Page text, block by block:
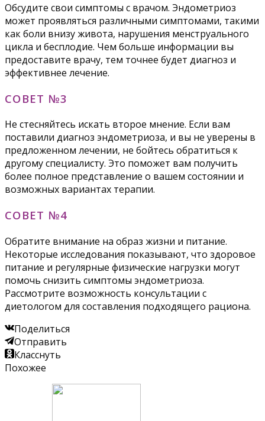
Обсудите свои симптомы с врачом. Эндометриоз
может проявляться различными симптомами, такими
как боли внизу живота, нарушения менструального
цикла и бесплодие. Чем больше информации вы
предоставите врачу, тем точнее будет диагноз и
эффективнее лечение.
СОВЕТ №3
Не стесняйтесь искать второе мнение. Если вам
поставили диагноз эндометриоза, и вы не уверены в
предложенном лечении, не бойтесь обратиться к
другому специалисту. Это поможет вам получить
более полное представление о вашем состоянии и
возможных вариантах терапии.
СОВЕТ №4
Обратите внимание на образ жизни и питание.
Некоторые исследования показывают, что здоровое
питание и регулярные физические нагрузки могут
помочь снизить симптомы эндометриоза.
Рассмотрите возможность консультации с
диетологом для составления подходящего рациона.
Поделиться
Отправить
Класснуть
Похожее